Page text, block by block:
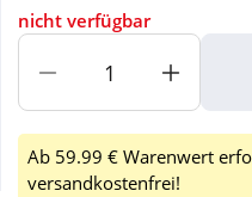
Sport & Fitness
Wellness
nicht verfügbar
Ab 59.99 € Warenwert
versandkostenfrei!